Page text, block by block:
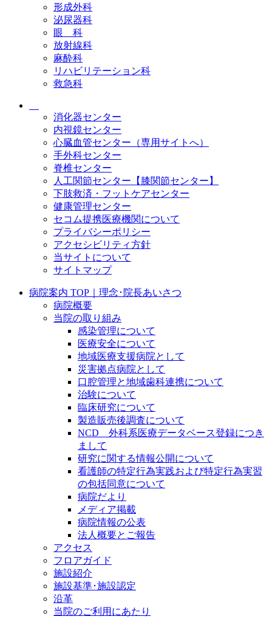
形成外科
泌尿器科
眼 科
放射線科
麻酔科
リハビリテーション科
救急科
消化器センター
内視鏡センター
心臓血管センター（専用サイトへ）
手外科センター
脊椎センター
人工関節センター【膝関節センター】
下肢救済・フットケアセンター
健康管理センター
セコム提携医療機関について
プライバシーポリシー
アクセシビリティ方針
当サイトについて
サイトマップ
病院案内 TOP｜理念･院長あいさつ
病院概要
当院の取り組み
感染管理について
医療安全について
地域医療支援病院として
災害拠点病院として
口腔管理と地域歯科連携について
治験について
臨床研究について
製造販売後調査について
NCD 外科系医療データベース登録につき
まして
研究に関する情報公開について
看護師の特定行為実践および特定行為実習
の包括同意について
病院だより
メディア掲載
病院情報の公表
法人概要とご報告
アクセス
フロアガイド
施設紹介
施設基準･施設認定
沿革
当院のご利用にあたり